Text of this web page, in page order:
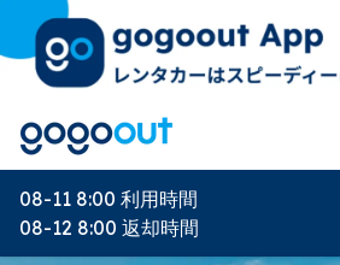
08-11 8:00 利用時間
08-12 8:00 返却時間